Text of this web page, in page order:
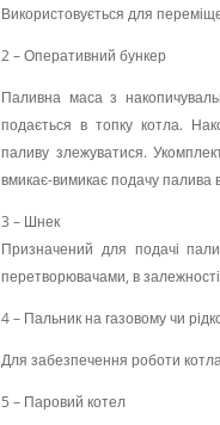
Використовується для
2 – Оперативний бункер
Паливна маса з
подається в топку котла.
паливу злежуватися.
вмикає-вимикає подачу палива
3 – Шнек
Призначений для подачі
перетворювачами, в
4 – Пальник на газовому чи
Для забезпечення роботи
5 – Паровий котел